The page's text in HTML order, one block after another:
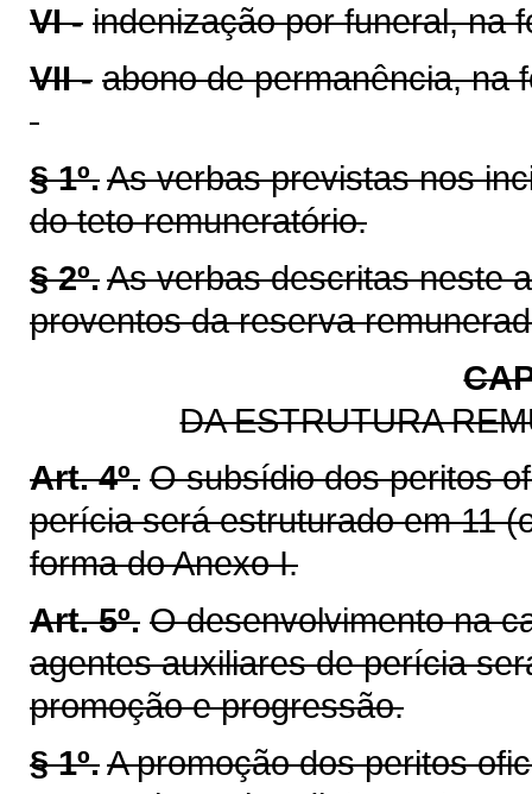
VI - indenização por funeral, na
VII - abono de permanência, na
§ 1º.As verbas previstas nos
do teto remuneratório.
§ 2º.As verbas descritas neste
proventos da reserva
DA ESTRUTURA
Art. 4º. O subsídio dos peritos
perícia será estruturado em 11
forma do Anexo I.
Art. 5º. O desenvolvimento na
agentes auxiliares de perícia
promoção e progressão.
§ 1º.A promoção dos peritos